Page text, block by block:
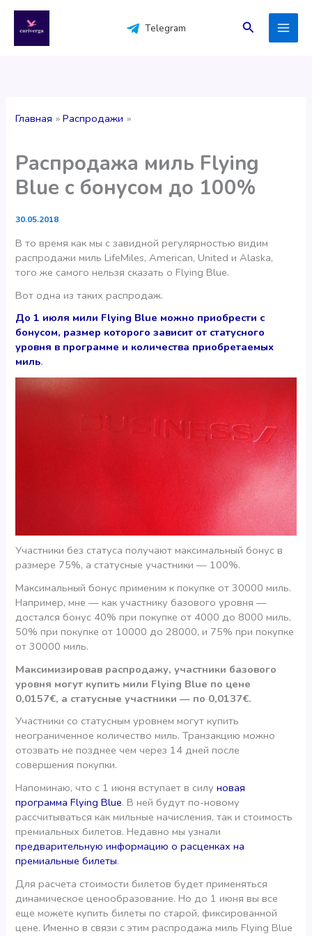
содержимому
Telegram Поиск
Главная Распродажи
Распродажа миль Flying
Blue с бонусом до 100%
30.05.2018
В то время как мы с завидной регулярностью видим
распродажи миль LifeMiles, American, United и Alaska,
того же самого нельзя сказать о Flying Blue.
Вот одна из таких распродаж.
До 1 июля мили Flying Blue можно приобрести с
бонусом, размер которого зависит от статусного
уровня в программе и количества приобретаемых
миль.
Участники без статуса получают максимальный бонус в
размере 75%, а статусные участники — 100%.
Максимальный бонус применим к покупке от 30000 миль.
Например, мне — как участнику базового уровня —
достался бонус 40% при покупке от 4000 до 8000 миль,
50% при покупке от 10000 до 28000, и 75% при покупке
от 30000 миль.
Максимизировав распродажу, участники базового
уровня могут купить мили Flying Blue по цене
0,0157€, а статусные участники — по 0,0137€.
Участники со статусным уровнем могут купить
неограниченное количество миль. Транзакцию можно
отозвать не позднее чем через 14 дней после
совершения покупки.
Напоминаю, что с 1 июня вступает в силуновая
программа Flying Blue. В ней будут по-новому
рассчитываться как мильные начисления, так и стоимость
премиальных билетов. Недавно мы узнали
предварительную информацию о расценках на
премиальные билеты.
Для расчета стоимости билетов будет применяться
динамическое ценообразование. Но до 1 июня вы все
еще можете купить билеты по старой, фиксированной
цене. Именно в связи с этим распродажа миль Flying Blue